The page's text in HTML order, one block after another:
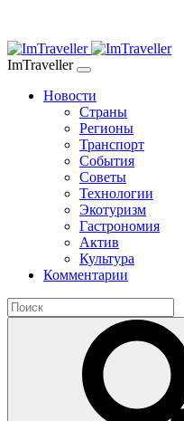
ImTraveller
Новости
Страны
Регионы
Транспорт
События
Советы
Технологии
Экотуризм
Гастрономия
Актив
Культура
Комментарии